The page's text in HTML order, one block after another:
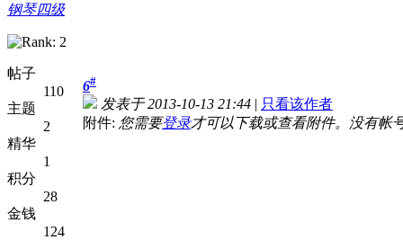
钢琴四级
帖子
110
主题
2
精华
1
积分
28
金钱
124
6#
发表于 2013-10-13 21:44 | 只看该作者
附件: 您需要登录才可以下载或查看附件。没有帐